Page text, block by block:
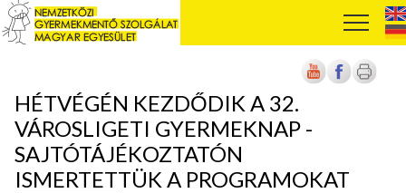
HÉTVÉGÉN KEZDŐDIK A 32.
VÁROSLIGETI GYERMEKNAP -
SAJTÓTÁJÉKOZTATÓN
ISMERTETTÜK A PROGRAMOKAT